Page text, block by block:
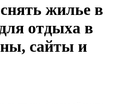
жилье в
отдыха в
сайты и